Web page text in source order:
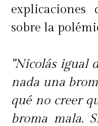
sobre la
"Nicolás igual
nada una
qué no creer
broma mala.